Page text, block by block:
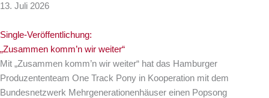
13. Juli 2026
Single-Veröffentlichung:
„Zusammen komm’n wir weiter“
Mit „Zusammen komm’n wir weiter“ hat das Hamburger
Produzententeam One Track Pony in Kooperation mit dem
Bundesnetzwerk Mehrgenerationen­häuser einen Popsong